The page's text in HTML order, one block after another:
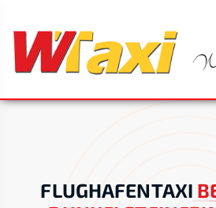
FLUGHAFENTAXI